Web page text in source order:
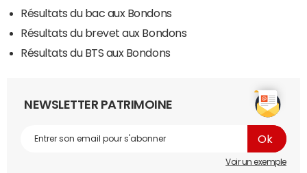
Résultats du bac aux Bondons
Résultats du brevet aux Bondons
Résultats du BTS aux Bondons
NEWSLETTER PATRIMOINE
Voir un exemple